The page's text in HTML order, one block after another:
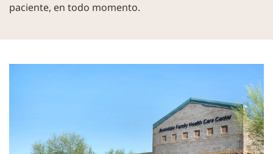
paciente, en todo momento.